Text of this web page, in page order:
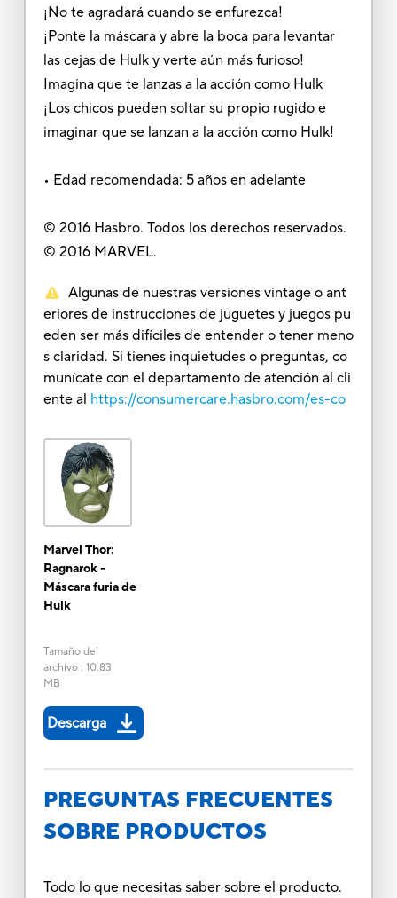
¡No te agradará cuando se enfurezca!
¡Ponte la máscara y abre la boca para levantar
las cejas de Hulk y verte aún más furioso!
Imagina que te lanzas a la acción como Hulk
¡Los chicos pueden soltar su propio rugido e
imaginar que se lanzan a la acción como Hulk!
• Edad recomendada: 5 años en adelante
© 2016 Hasbro. Todos los derechos reservados.
© 2016 MARVEL.
Algunas de nuestras versiones vintage o ant
eriores de instrucciones de juguetes y juegos pu
eden ser más difíciles de entender o tener meno
s claridad. Si tienes inquietudes o preguntas, co
munícate con el departamento de atención al cli
ente al https://consumercare.hasbro.com/es-co
Marvel Thor:
Ragnarok -
Máscara furia de
Hulk
Tamaño del
archivo: 10.83
MB
Descarga
PREGUNTAS FRECUENTES
SOBRE PRODUCTOS
Todo lo que necesitas saber sobre el producto.